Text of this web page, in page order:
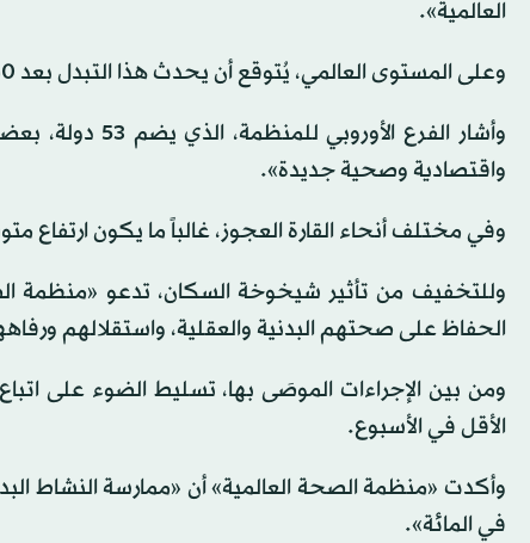
العالمية».
وعلى المستوى العالمي، يُتوقع أن يحدث هذا التبدل بعد 60 عاماً، بحدود عام 2064، وفق توقعات «معهد أور وورلد إن داتا».
وأشار الفرع
واقتصادية وصحية جديدة».
وفي مختلف أنحاء القارة العجوز، غالباً ما يكون ارتفاع
وللتخفيف من تأثير شيخوخة السكان، تدعو «منظمة
الحفاظ على صحتهم البدنية والعقلية، واستقلالهم
الأقل في الأسبوع.
في المائة».